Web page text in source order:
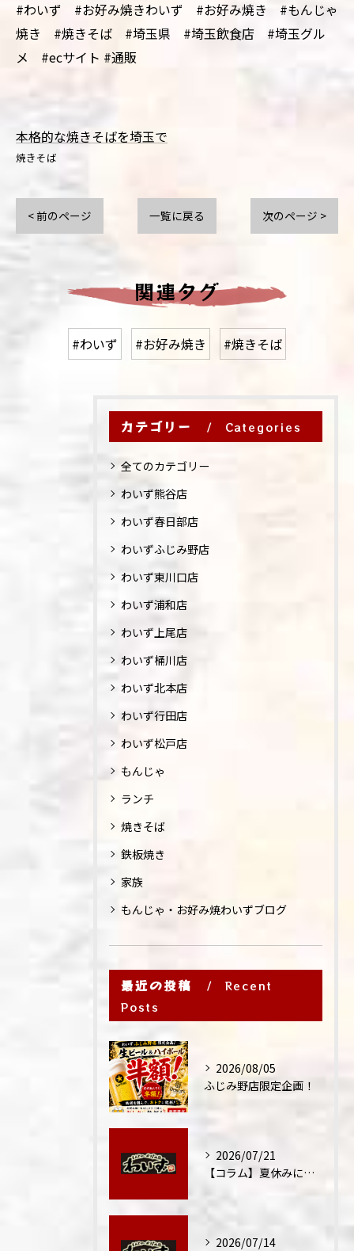
#わいず #お好み焼きわいず #お好み焼き #もんじゃ
焼き #焼きそば #埼玉県 #埼玉飲食店 #埼玉グル
メ #ecサイト #通販
本格的な焼きそばを埼玉で
焼きそば
< 前のページ 一覧に戻る 次のページ >
関連タグ
#わいず #お好み焼き #焼きそば
カテゴリー Categories
全てのカテゴリー
わいず熊谷店
わいず春日部店
わいずふじみ野店
わいず東川口店
わいず浦和店
わいず上尾店
わいず桶川店
わいず北本店
わいず行田店
わいず松戸店
もんじゃ
ランチ
焼きそば
鉄板焼き
家族
もんじゃ・お好み焼わいずブログ
最近の投稿
Recent
Posts
2026/08/05
ふじみ野店限定企画！
2026/07/21
【コラム】夏休みに家族外食が増える理由
2026/07/14